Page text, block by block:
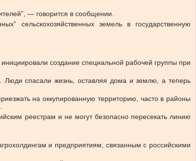
— говорится в сообщении.
сельскохозяйственных земель в государственную
создание специальной рабочей группы при
Люди спасали жизнь, оставляя дома и землю, а теперь
на оккупированную территорию, часто в районы
реестрам и не могут безопасно пересекать линию
и предприятиям, связанным с российскими